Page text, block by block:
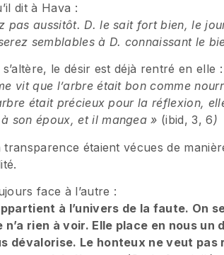
dit à Hava :
pas aussitôt. D. le sait fort bien, le
semblables à D. connaissant le
le désir est déjà rentré en elle :
vit que l’arbre était bon comme
était précieux pour la réflexion,
son époux, et il mangea » (ibid, 3, 6)
étaient vécues de
face à l’autre :
à l’univers de la faute. On
n’a rien à voir. Elle place en nous
dévalorise. Le honteux ne veut pas